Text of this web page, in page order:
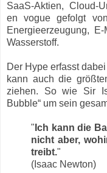
SaaS-Aktien, Cloud-
en vogue gefolgt
Energieerzeugung,
Wasserstoff.
Der Hype erfasst
kann auch die
ziehen. So wie Sir
Bubble“ um sein
" Ich kann die
nicht aber,
treibt."
(Isaac Newton)